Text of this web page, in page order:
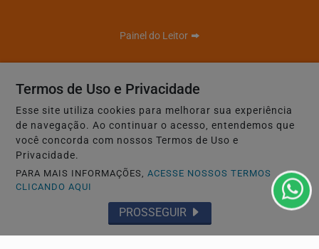
Painel do Leitor
95 FM Oficial - Todos os direitos reservados.
Termos de Uso e Privacidade
Esse site utiliza cookies para melhorar sua experiência
de navegação. Ao continuar o acesso, entendemos que
você concorda com nossos Termos de Uso e
Privacidade.
PARA MAIS INFORMAÇÕES,ACESSE NOSSOS TERMOS
CLICANDO AQUI
PROSSEGUIR